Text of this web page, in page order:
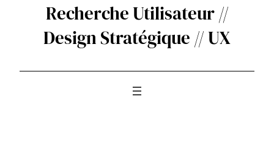
Recherche Utilisateur //
Design Stratégique // UX